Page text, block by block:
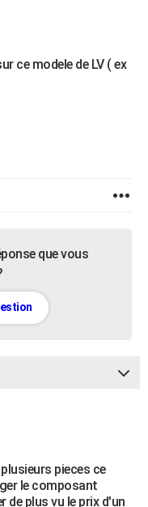
ce modele de LV ( ex
que vous
pieces ce
le composant
de plus vu le prix d'un